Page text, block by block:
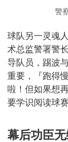
警
球队另一灵魂
术总监警署警
导队员，踢波
重要，『跑得
啦！但如果想
要学识阅读球
幕后功臣无